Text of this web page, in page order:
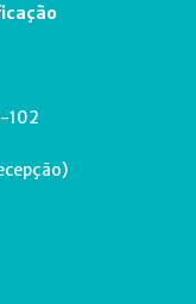
102